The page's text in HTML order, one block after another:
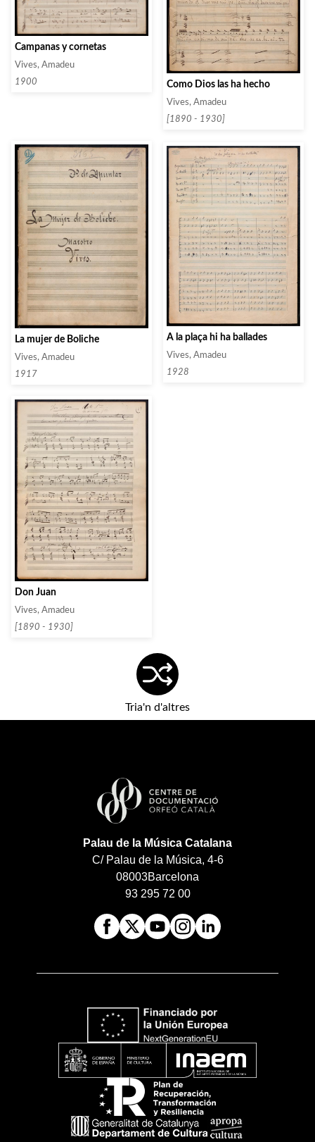
Campanas y cornetas
Vives, Amadeu
1900
Como Dios las ha hecho
Vives, Amadeu
[1890 - 1930]
La mujer de Boliche
Vives, Amadeu
1917
A la plaça hi ha ballades
Vives, Amadeu
1928
Don Juan
Vives, Amadeu
[1890 - 1930]
Tria'n d'altres
Palau de la Música Catalana
C/ Palau de la Música, 4-6
08003Barcelona
93 295 72 00